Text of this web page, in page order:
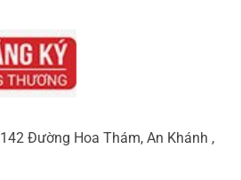
142 Đường Hoa Thám, An Khánh ,